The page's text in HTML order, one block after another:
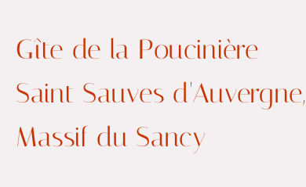
Gîte de la Poucinière
Saint Sauves d'Auvergne,
Massif du Sancy